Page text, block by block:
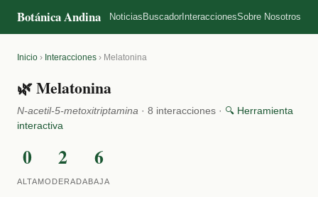
Botánica Andina Noticias Buscador InteraccionesSobre Nosotros
Inicio › Interacciones › Melatonina
🌿 Melatonina
N-acetil-5-metoxitriptamina · 8 interacciones · 🔍 Herramienta
interactiva
0
ALTA
2
MODERADA
6
BAJA